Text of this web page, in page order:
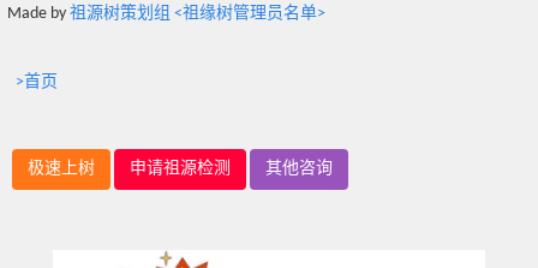
Made by 祖源树策划组 <祖缘树管理员名单>
>首页
极速上树 申请祖源检测 其他咨询